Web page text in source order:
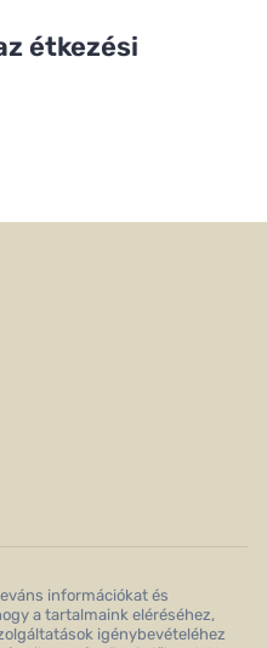
étkezési
információkat és
a tartalmaink eléréséhez,
igénybevételéhez